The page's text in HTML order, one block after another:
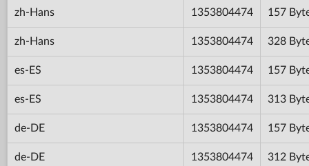
zh-Hans 1353804474 157
zh-Hans 1353804474 328
es-ES 1353804474 157
es-ES 1353804474 313
de-DE 1353804474 157
de-DE 1353804474 312